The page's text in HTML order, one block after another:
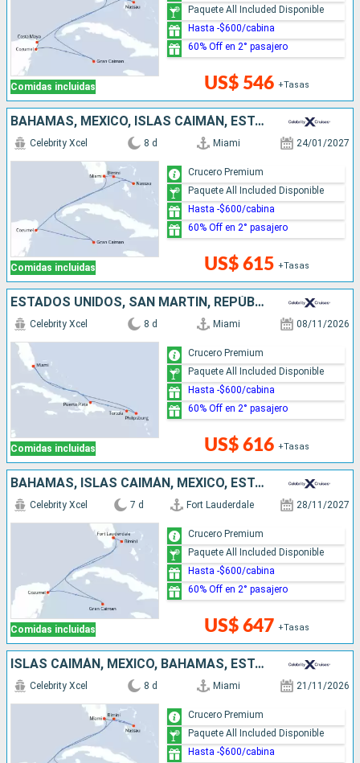
Comidas incluidas US$ 546 +Tasas
Paquete All Included Disponible
Hasta -$600/cabina
60% Off en 2° pasajero
BAHAMAS, MÉXICO, ISLAS CAIMÁN, ESTADOS UNIDOS
Comidas incluidas
Celebrity Xcel 8 d Miami 24/01/2027
US$ 615 +Tasas
Crucero Premium
Paquete All Included Disponible
Hasta -$600/cabina
60% Off en 2° pasajero
ESTADOS UNIDOS, SAN MARTÍN, REPÚBLICA DOMINICANA
Comidas incluidas
Celebrity Xcel 8 d Miami 08/11/2026
US$ 616 +Tasas
Crucero Premium
Paquete All Included Disponible
Hasta -$600/cabina
60% Off en 2° pasajero
BAHAMAS, ISLAS CAIMÁN, MÉXICO, ESTADOS UNIDOS
Comidas incluidas
Celebrity Xcel 7 d Fort Lauderdale 28/11/2027
US$ 647 +Tasas
Crucero Premium
Paquete All Included Disponible
Hasta -$600/cabina
60% Off en 2° pasajero
ISLAS CAIMÁN, MÉXICO, BAHAMAS, ESTADOS UNIDOS
Celebrity Xcel 8 d Miami 21/11/2026
Crucero Premium
Paquete All Included Disponible
Hasta -$600/cabina